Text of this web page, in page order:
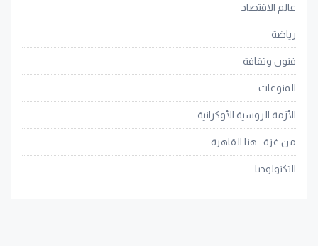
عالم الاقتصاد
رياضة
فنون وثقافة
المنوعات
الأزمة الروسية الأوكرانية
من غزة.. هنا القاهرة
التكنولوجيا